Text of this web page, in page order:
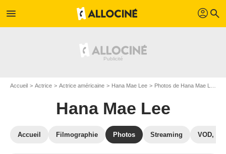
menu profil search
Accueil Actrice Actrice américaine Hana Mae Lee Photos de Hana Mae Lee
Hana Mae Lee
Accueil Filmographie Photos Streaming VOD,